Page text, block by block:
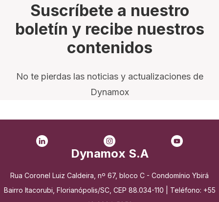
Suscríbete a nuestro
boletín y recibe nuestros
contenidos
No te pierdas las noticias y actualizaciones de
Dynamox
Dynamox S.A
Rua Coronel Luiz Caldeira, nº 67, bloco C - Condomínio Ybirá
Bairro Itacorubi, Florianópolis/SC, CEP 88.034-110 | Teléfono: +55